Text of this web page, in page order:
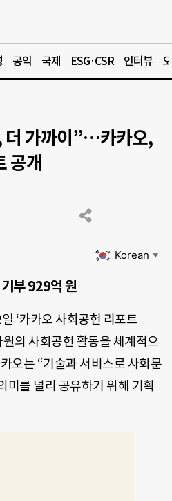
공익 국제 ESG·CSR 인터뷰
더 가까이”…카카오,
공개
Korean ▼
부 929억 원
‘카카오 사회공헌 리포트
의 사회공헌 활동을 체계적으
오는 “기술과 서비스로 사회문
미를 널리 공유하기 위해 기획